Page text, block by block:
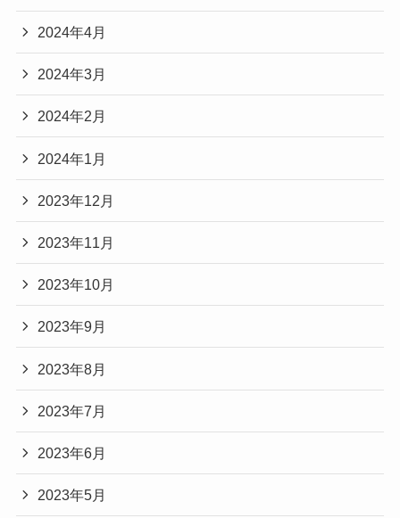
2024年4月
2024年3月
2024年2月
2024年1月
2023年12月
2023年11月
2023年10月
2023年9月
2023年8月
2023年7月
2023年6月
2023年5月